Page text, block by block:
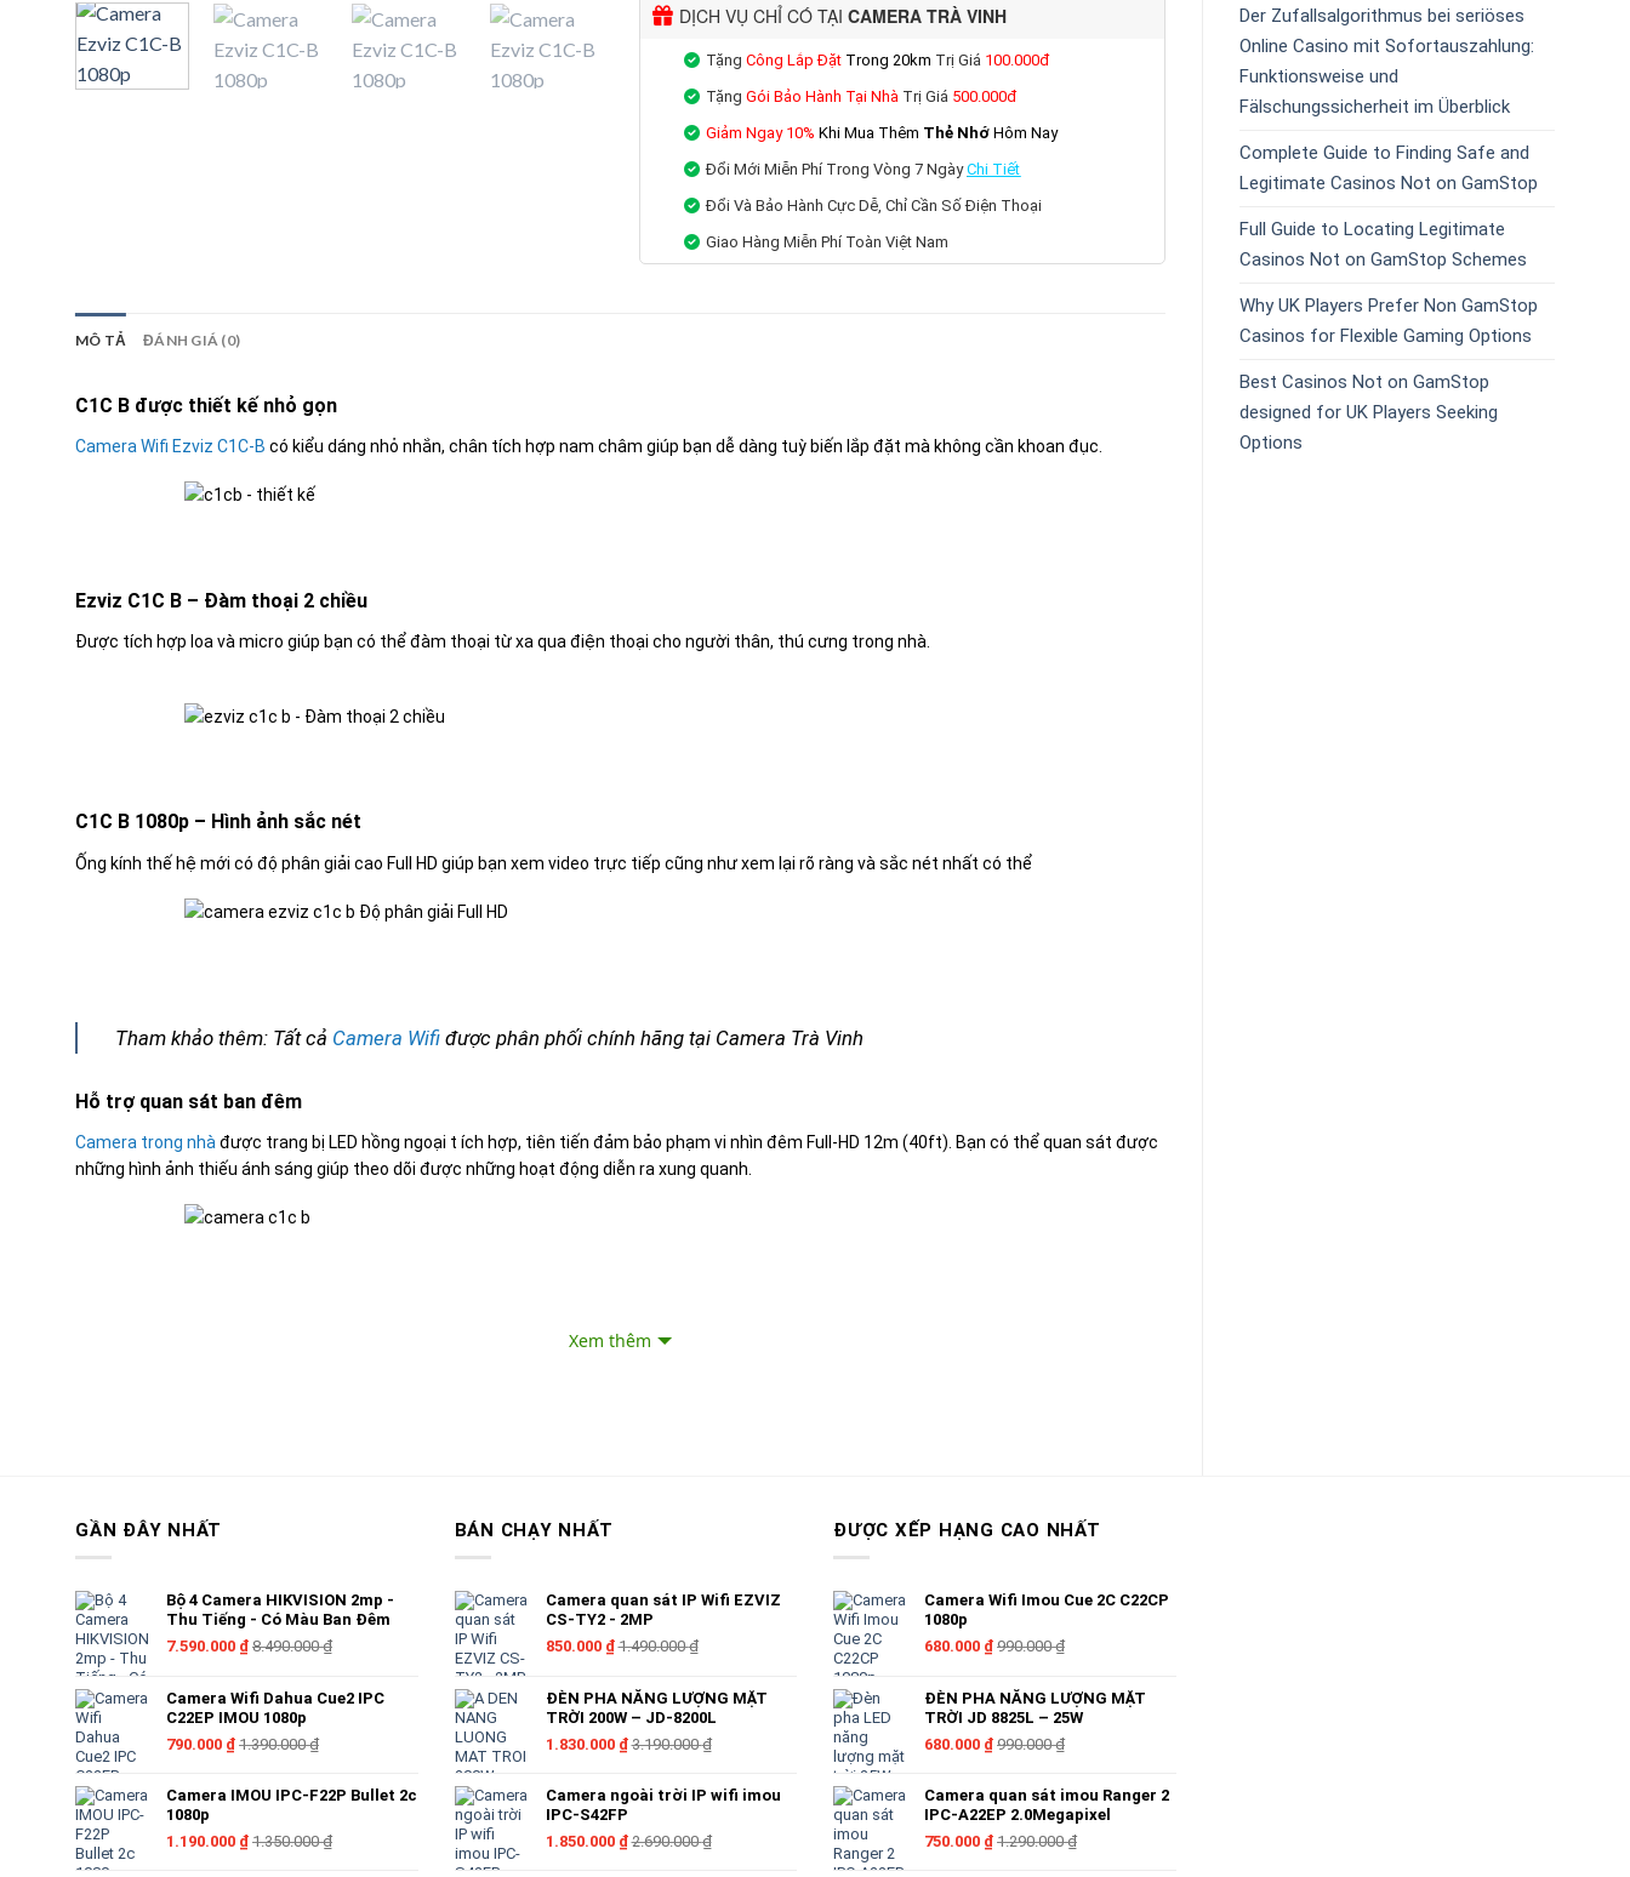
Der Zufallsalgorithmus bei seriöses
Online Casino mit Sofortauszahlung:
Funktionsweise und
Fälschungssicherheit im Überblick
Complete Guide to Finding Safe and
Legitimate Casinos Not on GamStop
Full Guide to Locating Legitimate
Casinos Not on GamStop Schemes
Why UK Players Prefer Non GamStop
Casinos for Flexible Gaming Options
Best Casinos Not on GamStop
designed for UK Players Seeking
Options
DỊCH VỤ CHỈ CÓ TẠI CAMERA TRÀ VINH
TặngCông Lắp Đặt Trong 20km Trị Giá 100.000đ
TặngGói Bảo Hành Tại Nhà Trị Giá 500.000đ
Giảm Ngay 10% Khi Mua Thêm Thẻ Nhớ Hôm Nay
Đổi Mới Miễn Phí Trong Vòng 7 NgàyChi Tiết
Đổi Và Bảo Hành Cực Dễ, Chỉ Cần Số Điện Thoại
Giao Hàng Miễn Phí Toàn Việt Nam
MÔ TẢ ĐÁNH GIÁ (0)
C1C B được thiết kế nhỏ gọn
Camera Wifi Ezviz C1C-B có kiểu dáng nhỏ nhắn, chân tích hợp nam châm giúp bạn dễ dàng tuỳ biến lắp đặt mà không cần khoan đục.
Ezviz C1C B – Đàm thoại 2 chiều
Được tích hợp loa và micro giúp bạn có thể đàm thoại từ xa qua điện thoại cho người thân, thú cưng trong nhà.
C1C B 1080p – Hình ảnh sắc nét
Ống kính thế hệ mới có độ phân giải cao Full HD giúp bạn xem video trực tiếp cũng như xem lại rõ ràng và sắc nét nhất có thể
Tham khảo thêm: Tất cả Camera Wifi được phân phối chính hãng tại Camera Trà Vinh
Hỗ trợ quan sát ban đêm
Camera trong nhà được trang bị LED hồng ngoại t ích hợp, tiên tiến đảm bảo phạm vi nhìn đêm Full-HD 12m (40ft). Bạn có thể quan sát được
những hình ảnh thiếu ánh sáng giúp theo dõi được những hoạt động diễn ra xung quanh.
Bạn không cần phải quan sát điện thoại, máy tính 24/24 nữa mà hãy yên tâm với tính năng cảnh báo tự động của camera này. Bất kỳ hoạt
động đáng ngờ nào được ghi lại trên camera sẽ tự động thông báo về điện thoại của bạn.
Ezviz C1C B Hỗ trợ đọc thẻ nhớ micro SD
Bạn có thể mua thẻ nhớ, phù hợp với nhu cầu sử dụng:
– Thẻ nhớ 16Gb, thời gian lưu trữ 2-3 ngày
Xem thêm
GẦN ĐÂY NHẤT
Bộ 4 Camera HIKVISION 2mp -
Thu Tiếng - Có Màu Ban Đêm
7.590.000 ₫ 8.490.000₫
Camera Wifi Dahua Cue2 IPC
C22EP IMOU 1080p
790.000 ₫ 1.390.000₫
Camera IMOU IPC-F22P Bullet 2c
1080p
1.190.000 ₫ 1.350.000₫
BÁN CHẠY NHẤT
Camera quan sát IP Wifi EZVIZ
CS-TY2 - 2MP
850.000 ₫ 1.490.000₫
ĐÈN PHA NĂNG LƯỢNG MẶT
TRỜI 200W – JD-8200L
1.830.000 ₫ 3.190.000₫
Camera ngoài trời IP wifi imou
IPC-S42FP
1.850.000 ₫ 2.690.000₫
ĐƯỢC XẾP HẠNG CAO NHẤT
Camera Wifi Imou Cue 2C C22CP
1080p
680.000 ₫ 990.000₫
ĐÈN PHA NĂNG LƯỢNG MẶT
TRỜI JD 8825L – 25W
680.000 ₫ 990.000₫
Camera quan sát imou Ranger 2
IPC-A22EP 2.0Megapixel
750.000 ₫ 1.290.000₫